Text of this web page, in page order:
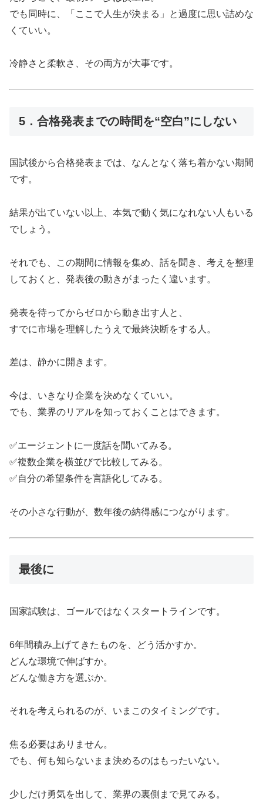
でも同時に、「ここで人生が決まる」と過度に思い詰めな
くていい。
冷静さと柔軟さ、その両方が大事です。
5．合格発表までの時間を“空白”にしない
国試後から合格発表までは、なんとなく落ち着かない期間
です。
結果が出ていない以上、本気で動く気になれない人もいる
でしょう。
それでも、この期間に情報を集め、話を聞き、考えを整理
しておくと、発表後の動きがまったく違います。
発表を待ってからゼロから動き出す人と、
すでに市場を理解したうえで最終決断をする人。
差は、静かに開きます。
今は、いきなり企業を決めなくていい。
でも、業界のリアルを知っておくことはできます。
✅エージェントに一度話を聞いてみる。
✅複数企業を横並びで比較してみる。
✅自分の希望条件を言語化してみる。
その小さな行動が、数年後の納得感につながります。
最後に
国家試験は、ゴールではなくスタートラインです。
6年間積み上げてきたものを、どう活かすか。
どんな環境で伸ばすか。
どんな働き方を選ぶか。
それを考えられるのが、いまこのタイミングです。
焦る必要はありません。
でも、何も知らないまま決めるのはもったいない。
少しだけ勇気を出して、業界の裏側まで見てみる。